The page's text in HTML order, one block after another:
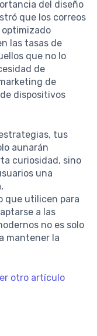
del diseño
que los correos
las tasas de
que no lo
de
de
dispositivos
tus
aunarán
curiosidad, sino
una
que utilicen para
a las
no es solo
mantener la
otro artículo